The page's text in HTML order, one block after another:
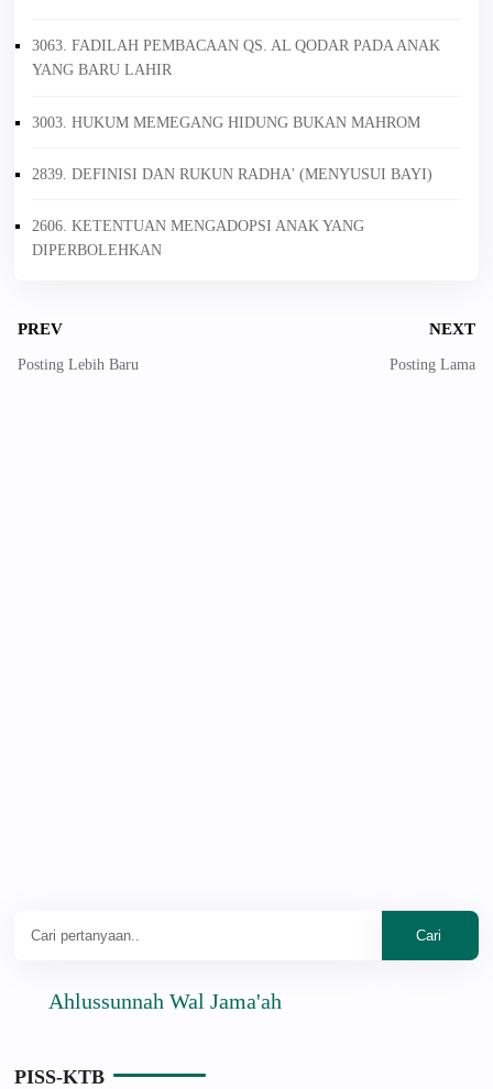
3063. FADILAH PEMBACAAN QS. AL QODAR PADA ANAK
YANG BARU LAHIR
3003. HUKUM MEMEGANG HIDUNG BUKAN MAHROM
2839. DEFINISI DAN RUKUN RADHA' (MENYUSUI BAYI)
2606. KETENTUAN MENGADOPSI ANAK YANG
DIPERBOLEHKAN
PREV
Posting Lebih Baru
NEXT
Posting Lama
Ahlussunnah Wal Jama'ah
PISS-KTB